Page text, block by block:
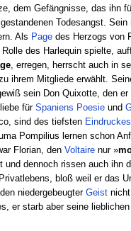
dem Gefängnisse, das ihn
Todesangst.
Als Pagedes Herzogs von
des Harlequin spielte,
, erregen, herrscht auch in
ihrem Mitgliede erwählt.
sein Don Quixotte, den er
für Spaniens Poesieund
sind des tiefsten Eindruckes
Pompilius lernen schon
Florian, den Voltairenur »
dennoch rissen auch ihn
bloß weil er das
niedergebeugter Geistnicht
er starb aber seine lieblichen